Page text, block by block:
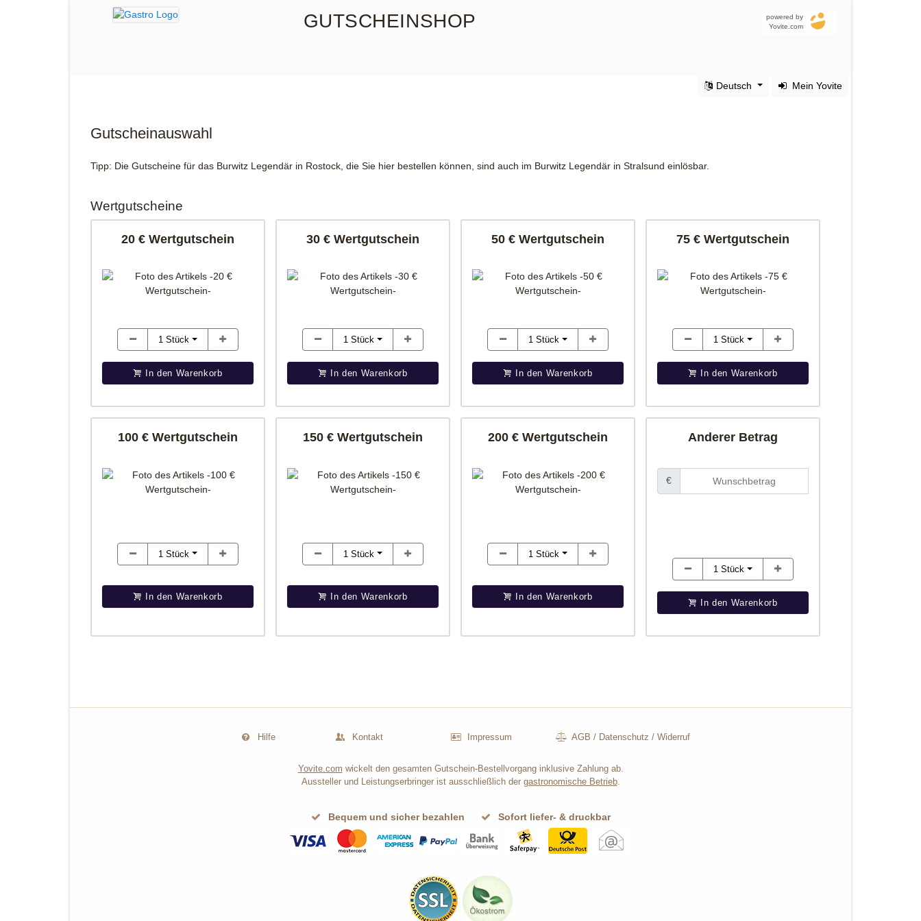
GUTSCHEINSHOP
powered by
Yovite.com
Mein Yovite
Deutsch
Gutscheinauswahl
Tipp: Die Gutscheine für das Burwitz Legendär in Rostock, die Sie hier bestellen können, sind auch im Burwitz Legendär in Stralsund einlösbar.
Wertgutscheine
20 € Wertgutschein
1Stück
In den Warenkorb
30 € Wertgutschein
1Stück
In den Warenkorb
50 € Wertgutschein
1Stück
In den Warenkorb
75 € Wertgutschein
1Stück
In den Warenkorb
100 € Wertgutschein
1Stück
In den Warenkorb
150 € Wertgutschein
1Stück
In den Warenkorb
200 € Wertgutschein
1Stück
In den Warenkorb
Anderer Betrag
€
1Stück
In den Warenkorb
Hilfe Kontakt Impressum AGB / Datenschutz /Widerruf
Yovite.com wickelt den gesamten Gutschein-Bestellvorgang inklusive Zahlung ab.
Aussteller und Leistungserbringer ist ausschließlich der gastronomische Betrieb.
Bequem und sicher bezahlen Sofort liefer- & druckbar